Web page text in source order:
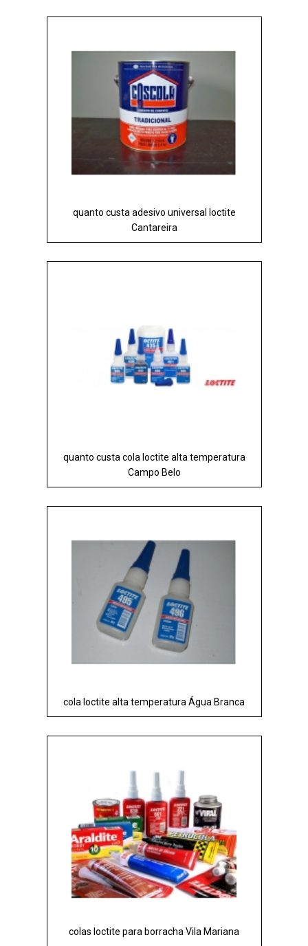
quanto custa adesivo universal loctite
Cantareira
quanto custa cola loctite alta temperatura
Campo Belo
cola loctite alta temperatura Água Branca
colas loctite para borracha Vila Mariana